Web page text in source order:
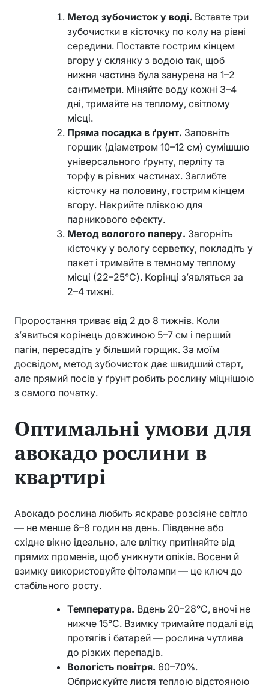
Метод зубочисток у воді. Вставте три
зубочистки в кісточку по колу на рівні
середини. Поставте гострим кінцем
вгору у склянку з водою так, щоб
нижня частина була занурена на 1–2
сантиметри. Міняйте воду кожні 3–4
дні, тримайте на теплому, світлому
місці.
Пряма посадка в ґрунт. Заповніть
горщик (діаметром 10–12 см) сумішшю
універсального ґрунту, перліту та
торфу в рівних частинах. Заглибте
кісточку на половину, гострим кінцем
вгору. Накрийте плівкою для
парникового ефекту.
Метод вологого паперу. Загорніть
кісточку у вологу серветку, покладіть у
пакет і тримайте в темному теплому
місці (22–25°C). Корінці з’являться за
2–4 тижні.
Проростання триває від 2 до 8 тижнів. Коли
з’явиться корінець довжиною 5–7 см і перший
пагін, пересадіть у більший горщик. За моїм
досвідом, метод зубочисток дає швидший старт,
але прямий посів у ґрунт робить рослину міцнішою
з самого початку.
Оптимальні умови для
авокадо рослини в
квартирі
Авокадо рослина любить яскраве розсіяне світло
— не менше 6–8 годин на день. Південне або
східне вікно ідеально, але влітку притіняйте від
прямих променів, щоб уникнути опіків. Восени й
взимку використовуйте фітолампи — це ключ до
стабільного росту.
Температура. Вдень 20–28°C, вночі не
нижче 15°C. Взимку тримайте подалі від
протягів і батарей — рослина чутлива
до різких перепадів.
Вологість повітря. 60–70%.
Обприскуйте листя теплою відстояною